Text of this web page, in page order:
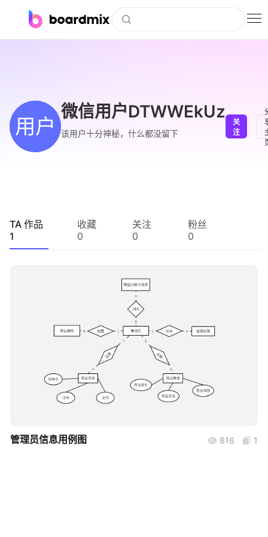
下载
会员
企业服务
用户
微信用户DTWWEkUz
该用户十分神秘，什么都没留下
关
注
TA 作品
1
收藏
0
关注
0
粉丝
0
boardmix
管理员信息用例图 816 1